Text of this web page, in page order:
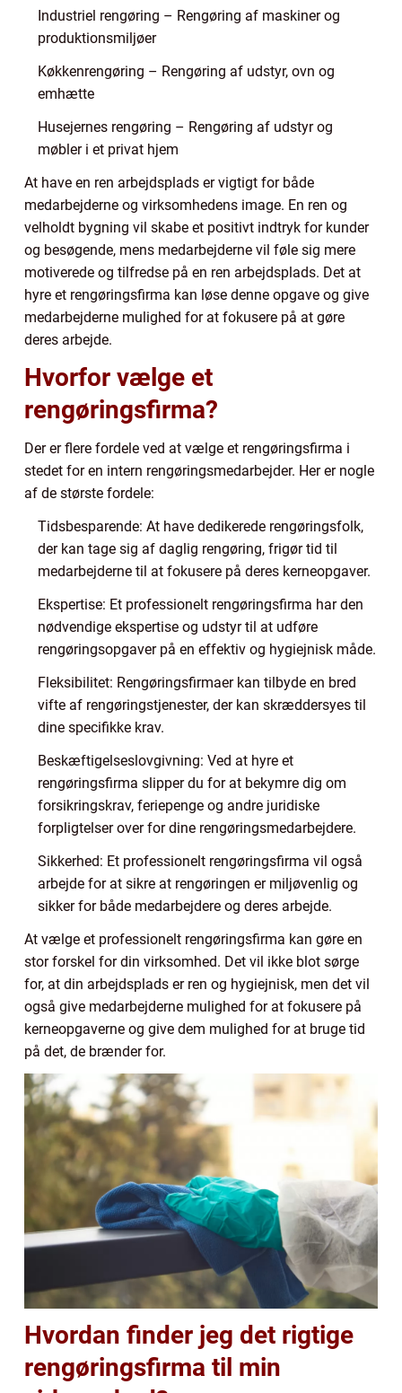
Industriel rengøring – Rengøring af maskiner og
produktionsmiljøer
Køkkenrengøring – Rengøring af udstyr, ovn og
emhætte
Husejernes rengøring – Rengøring af udstyr og
møbler i et privat hjem
At have en ren arbejdsplads er vigtigt for både
medarbejderne og virksomhedens image. En ren og
velholdt bygning vil skabe et positivt indtryk for kunder
og besøgende, mens medarbejderne vil føle sig mere
motiverede og tilfredse på en ren arbejdsplads. Det at
hyre et rengøringsfirma kan løse denne opgave og give
medarbejderne mulighed for at fokusere på at gøre
deres arbejde.
Hvorfor vælge et
rengøringsfirma?
Der er flere fordele ved at vælge et rengøringsfirma i
stedet for en intern rengøringsmedarbejder. Her er nogle
af de største fordele:
Tidsbesparende: At have dedikerede rengøringsfolk,
der kan tage sig af daglig rengøring, frigør tid til
medarbejderne til at fokusere på deres kerneopgaver.
Ekspertise: Et professionelt rengøringsfirma har den
nødvendige ekspertise og udstyr til at udføre
rengøringsopgaver på en effektiv og hygiejnisk måde.
Fleksibilitet: Rengøringsfirmaer kan tilbyde en bred
vifte af rengøringstjenester, der kan skræddersyes til
dine specifikke krav.
Beskæftigelseslovgivning: Ved at hyre et
rengøringsfirma slipper du for at bekymre dig om
forsikringskrav, feriepenge og andre juridiske
forpligtelser over for dine rengøringsmedarbejdere.
Sikkerhed: Et professionelt rengøringsfirma vil også
arbejde for at sikre at rengøringen er miljøvenlig og
sikker for både medarbejdere og deres arbejde.
At vælge et professionelt rengøringsfirma kan gøre en
stor forskel for din virksomhed. Det vil ikke blot sørge
for, at din arbejdsplads er ren og hygiejnisk, men det vil
også give medarbejderne mulighed for at fokusere på
kerneopgaverne og give dem mulighed for at bruge tid
på det, de brænder for.
Hvordan finder jeg det rigtige
rengøringsfirma til min